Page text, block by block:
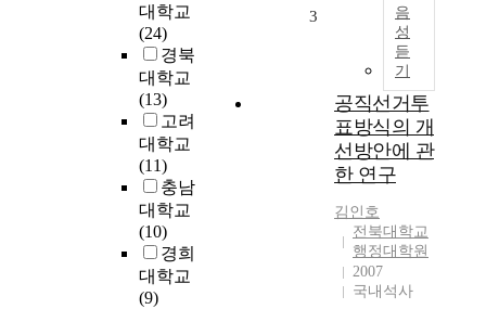
대학교
(24)
경북
대학교
(13)
고려
대학교
(11)
충남
대학교
(10)
경희
대학교
(9)
음
성
듣
기
3
공직선거투
표방식의 개
선방안에 관
한 연구
김인호
전북대학교
행정대학원
2007
국내석사